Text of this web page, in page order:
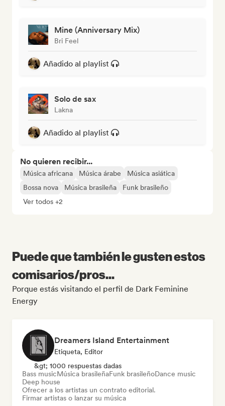
Mine (Anniversary Mix)
Bri Feel
Añadido al playlist
Solo de sax
Lakna
Añadido al playlist
No quieren recibir...
Música africana Música árabe
Música asiática
Bossa nova
Música brasileña
Funk brasileño
Ver todos +2
Puede que también le gusten estos
comisarios/pros...
Porque estás visitando el perfil de Dark Feminine
Energy
Dreamers Island Entertainment
Etiqueta, Editor
&gt; 1000 respuestas dadas
Bass musicMúsica brasileñaFunk brasileñoDance music
Deep house
Ofrecer a los artistas un contrato editorial.
Firmar artistas o lanzar su música